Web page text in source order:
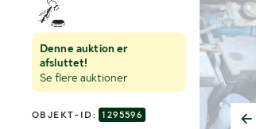
Denne auktion er
afsluttet!
Se flere auktioner
OBJEKT-ID: 1295596